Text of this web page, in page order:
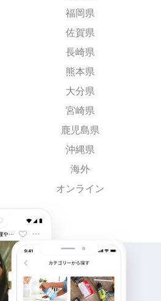
福岡県
佐賀県
長崎県
熊本県
大分県
宮崎県
鹿児島県
沖縄県
海外
オンライン